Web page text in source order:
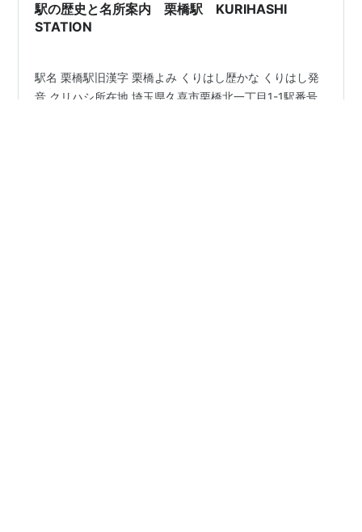
駅の歴史と名所案内 栗橋駅 KURIHASHI
STATION